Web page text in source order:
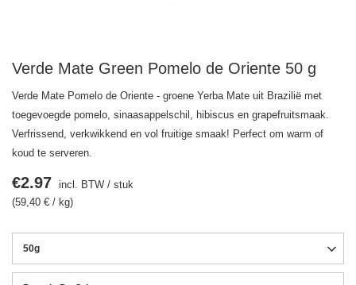
Verde Mate Green Pomelo de Oriente 50 g
Verde Mate Pomelo de Oriente - groene Yerba Mate uit Brazilië met
toegevoegde pomelo, sinaasappelschil, hibiscus en grapefruitsmaak.
Verfrissend, verkwikkend en vol fruitige smaak! Perfect om warm of
koud te serveren.
50g
€2.97 incl. BTW / stuk
(59,40 € / kg)